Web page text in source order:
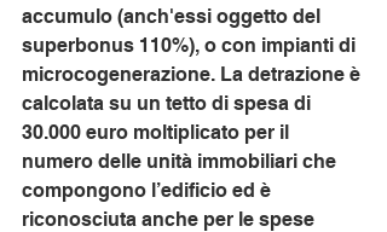
accumulo (anch'essi oggetto del
superbonus 110%), o con impianti di
microcogenerazione. La detrazione è
calcolata su un tetto di spesa di
30.000 euro moltiplicato per il
numero delle unità immobiliari che
compongono l’edificio ed è
riconosciuta anche per le spese